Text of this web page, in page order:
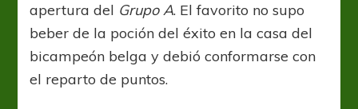
apertura del Grupo A. El favorito no supo
beber de la poción del éxito en la casa del
bicampeón belga y debió conformarse con
el reparto de puntos.